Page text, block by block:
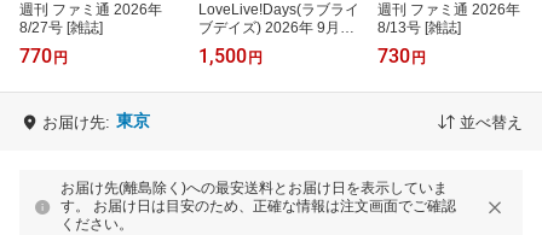
週刊 ファミ通 2026年
8/27号 [雑誌]
770 円
LoveLive!Days(ラブライ
ブデイズ) 2026年 9月号
[雑誌]
1,500 円
週刊 ファミ通 2026年
8/13号 [雑誌]
730 円
お届け先: 東京 並べ替え
お届け先(離島除く)への最安送料とお届け日を表示していま
す。 お届け日は目安のため、正確な情報は注文画面でご確認
ください。